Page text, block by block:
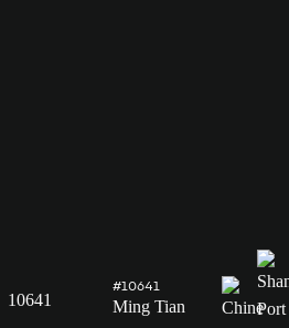
10641
#10641
Ming Tian